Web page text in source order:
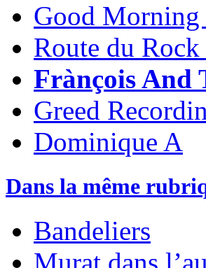
Good
Route du
Frànçois And
Greed
Dominique A
Dans la même
Bandeliers
Murat dans